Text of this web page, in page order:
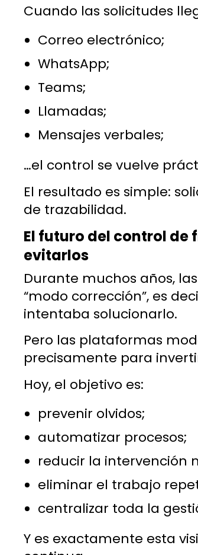
Cuando las solicitudes
Correo electrónico;
WhatsApp;
Teams;
Llamadas;
Mensajes verbales;
…el control se vuelve
El resultado es simple:
de trazabilidad.
El futuro del control de
evitarlos
Durante muchos años,
“modo corrección”, es
intentaba solucionarlo.
Pero las plataformas
precisamente para
Hoy, el objetivo es:
prevenir olvidos;
automatizar procesos;
reducir la intervención
eliminar el trabajo
centralizar toda la
Y es exactamente esta